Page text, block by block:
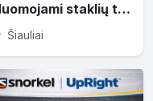
Nuomojami staklių transportavimo ratukai 6T–36T
Šiauliai